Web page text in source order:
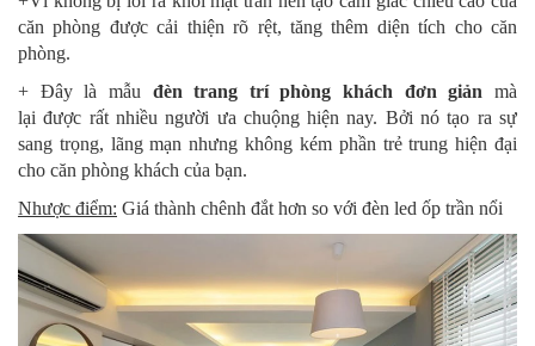
căn phòng được cải thiện rõ rệt, tăng thêm diện tích cho căn
phòng.
+ Đây là mẫu đèn trang trí phòng khách đơn giản mà
lại được rất nhiều người ưa chuộng hiện nay. Bởi nó tạo ra sự
sang trọng, lãng mạn nhưng không kém phần trẻ trung hiện đại
cho căn phòng khách của bạn.
Nhược điểm: Giá thành chênh đắt hơn so với đèn led ốp trần nổi